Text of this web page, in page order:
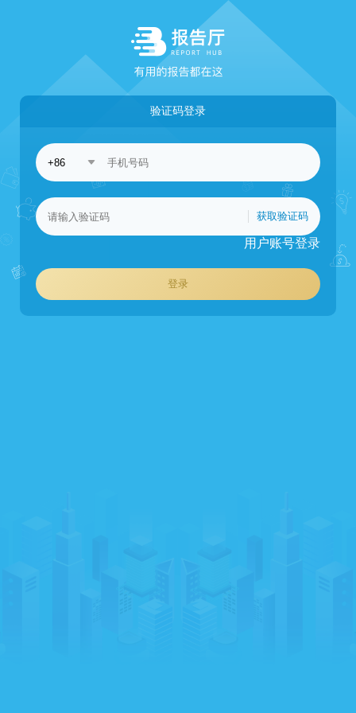
验证码登录
获取验证码
用户账号登录
登录